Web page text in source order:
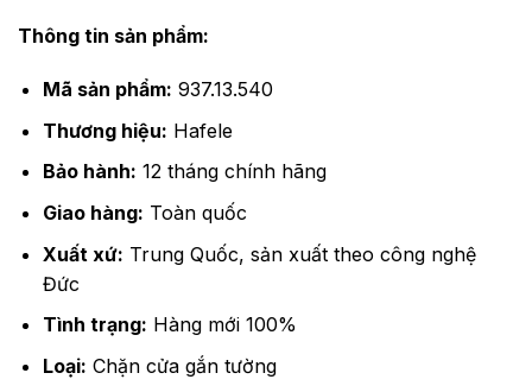
Thông tin sản phẩm:
Mã sản phẩm: 937.13.540
Thương hiệu: Hafele
Bảo hành: 12 tháng chính hãng
Giao hàng: Toàn quốc
Xuất xứ: Trung Quốc, sản xuất theo công nghệ
Đức
Tình trạng: Hàng mới 100%
Loại: Chặn cửa gắn tường